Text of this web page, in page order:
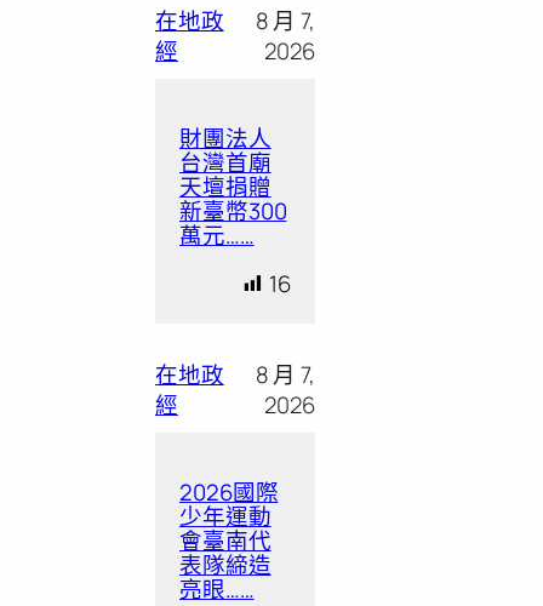
在地政
經
8 月 7,
2026
財團法人
台灣首廟
天壇捐贈
新臺幣300
萬元……
16
在地政
經
8 月 7,
2026
2026國際
少年運動
會臺南代
表隊締造
亮眼……